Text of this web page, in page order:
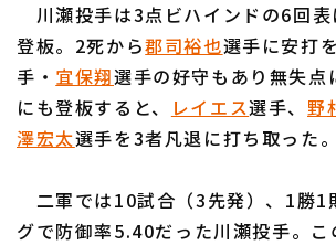
オリックス・バファローズ
福岡ソフトバンクホークス
川瀬投手は3点ビハインドの6回表
登板。2死から郡司裕也選手に安打
手・ 宜保翔選手の好守もあり無失点
にも登板すると、
レイエス選手、野
澤宏太選手を3者凡退に打ち取った。
二軍では10試合（3先発）、1勝1
グで防御率5.40だった川瀬投手。こ